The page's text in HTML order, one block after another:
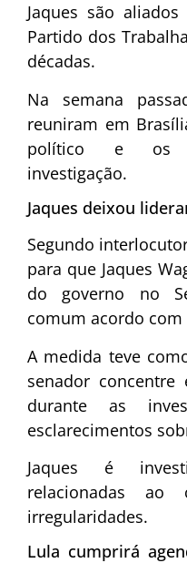
Jaques são
Partido dos
décadas.
Na semana
reuniram em
político e os
investigação.
Jaques deixou
Segundo
para que Jaques
do governo no
comum acordo
A medida teve
senador concentre
durante as
esclarecimentos
Jaques é
relacionadas
irregularidades.
Lula cumprirá